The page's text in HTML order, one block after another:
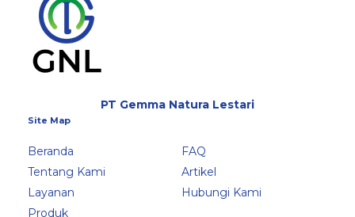
PT Gemma Natura Lestari
Site Map
Beranda
Tentang Kami
Layanan
Produk
FAQ
Artikel
Hubungi Kami